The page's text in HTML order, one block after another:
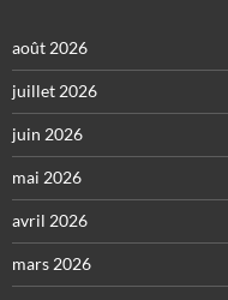
août 2026
juillet 2026
juin 2026
mai 2026
avril 2026
mars 2026